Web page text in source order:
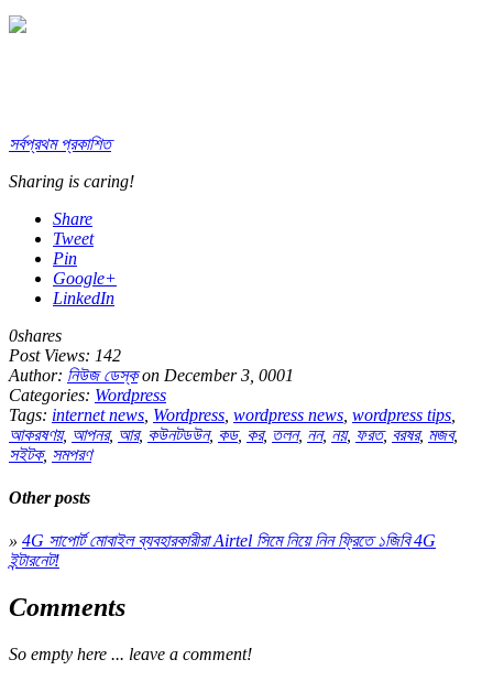
সর্বপ্রথম প্রকাশিত
Sharing is caring!
Share
Tweet
Pin
Google+
LinkedIn
0shares
Post Views: 142
Author: নিউজ ডেস্কon December 3, 0001
Categories: Wordpress
Tags: internet news Wordpress wordpress news wordpress tips
আকরষণয়, আপনর, আর, কউনটডউন, কড, কর, তলন, নন, নয়, ফরত, বরষর, মজব,
সইটক, সমপরণ
Other posts
» 4G সাপোর্ট মোবাইল ব্যবহারকারীরা Airtel সিমে নিয়ে নিন ফ্রিতে ১জিবি 4G
ইন্টারনেট!
Comments
So empty here ... leave a comment!